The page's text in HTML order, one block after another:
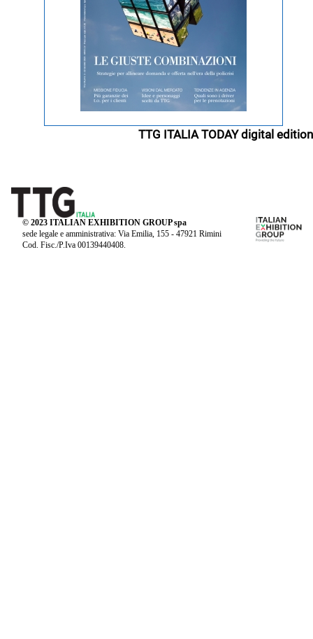
TTG ITALIA TODAY digital edition
© 2023 ITALIAN EXHIBITION GROUP spa
sede legale e amministrativa: Via Emilia, 155 - 47921 Rimini
Cod. Fisc./P.Iva 00139440408.